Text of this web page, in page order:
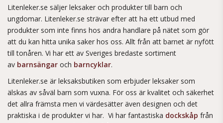
Litenleker.se säljer leksaker och produkter till barn och
ungdomar. Litenleker.se strävar efter att ha ett utbud med
produkter som inte finns hos andra handlare på nätet som gör
att du kan hitta unika saker hos oss. Allt från att barnet är nyfött
till tonåren. Vi har ett av Sveriges bredaste sortiment
av barnsängar och barncyklar.
Litenleker.se är leksaksbutiken som erbjuder leksaker som
älskas av såväl barn som vuxna. För oss är kvalitet och säkerhet
det allra främsta men vi värdesätter även designen och det
praktiska i de produkter vi har. Vi har fantastiska dockskåp från